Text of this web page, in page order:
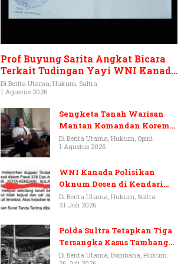
Prof Buyung Sarita Angkat Bicara
Terkait Tudingan Yayi WNI Kanada
Ditagih Utang Rp3,6 Miliar
Di Berita Utama, Hukum, Sultra
1 Agustus 2026
Sengketa Tanah Warisan
Mantan Komandan Korem
143/HO, Ketika Warisan
Menjadi Arena Pemerasan
Di Berita Utama, Hukum, Opini
1 Agustus 2026
WNI Kanada Polisikan
Oknum Dosen di Kendari
Terkait Aset Puluhan Miliar
Di Berita Utama, Hukum, Sultra
31 Juli 2026
Polda Sultra Tetapkan Tiga
Tersangka Kasus Tambang
Emas Ilegal di Bombana
Di Berita Utama, Bombana, Hukum